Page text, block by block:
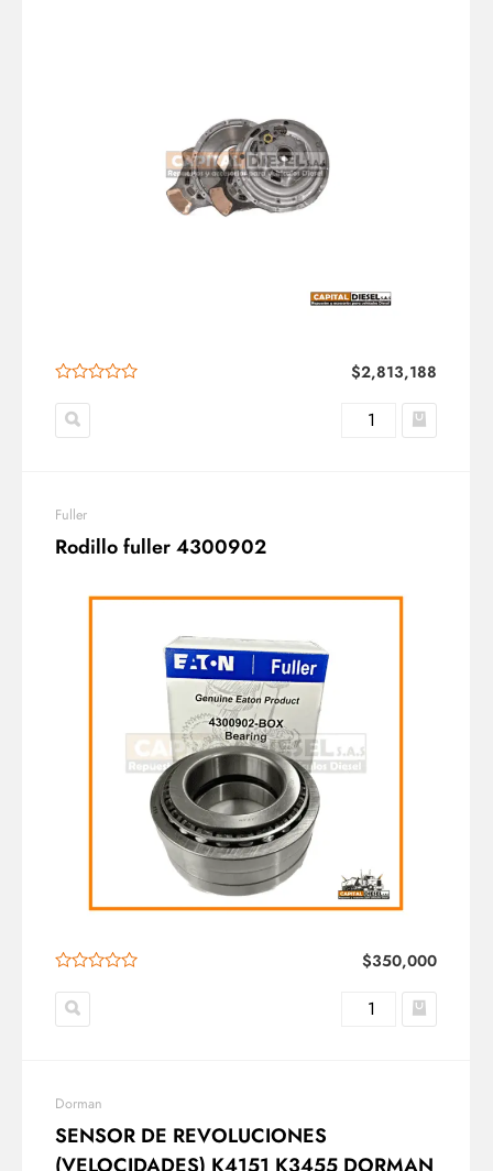
$2,813,188
Fuller
Rodillo fuller 4300902
$350,000
Dorman
SENSOR DE REVOLUCIONES